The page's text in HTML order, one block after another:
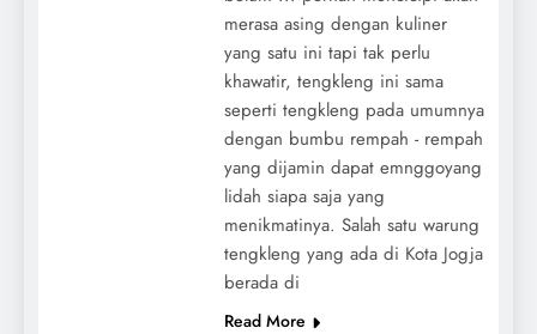
merasa asing dengan kuliner
yang satu ini tapi tak perlu
khawatir, tengkleng ini sama
seperti tengkleng pada umumnya
dengan bumbu rempah - rempah
yang dijamin dapat emnggoyang
lidah siapa saja yang
menikmatinya. Salah satu warung
tengkleng yang ada di Kota Jogja
berada di
Read More